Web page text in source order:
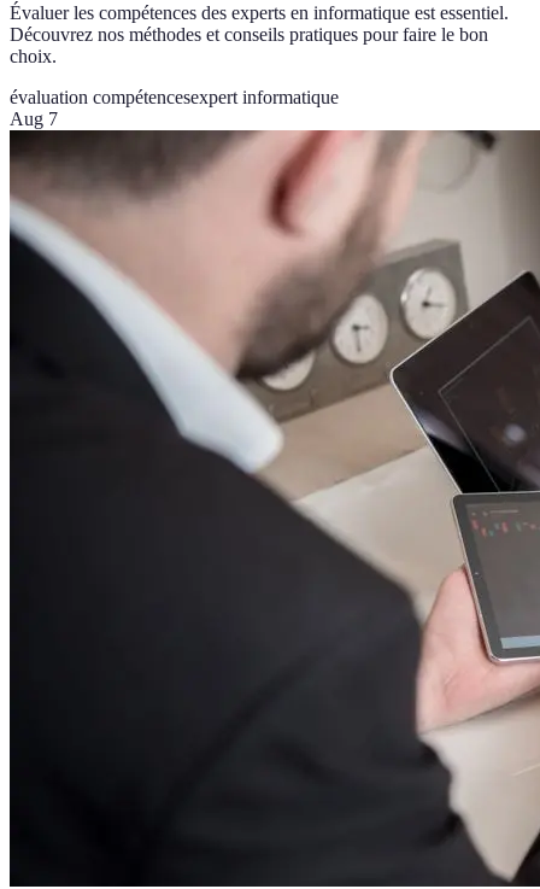
Évaluer les compétences des experts en informatique est essentiel.
Découvrez nos méthodes et conseils pratiques pour faire le bon
choix.
évaluation compétencesexpert informatique
Aug 7